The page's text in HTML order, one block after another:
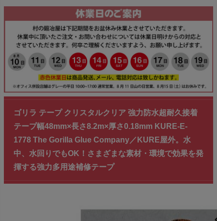
ゴリラ テープ クリスタルクリア 強力防水超耐久接着
テープ幅48mm×長さ8.2m×厚さ0.18mm KURE-E-
1778 The Gorilla Glue Company／KURE屋外。水
中、水回りでもOK！さまざまな素材・環境で効果を発
揮する強力多用途補修テープ